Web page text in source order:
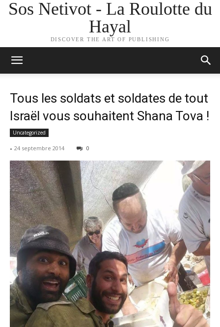
Sos Netivot - La Roulotte du
Hayal
DISCOVER THE ART OF PUBLISHING
Tous les soldats et soldates de tout
Israël vous souhaitent Shana Tova !
Uncategorized
- 24 septembre 2014 0